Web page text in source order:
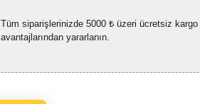
Tüm siparişlerinizde 5000 ₺ üzeri ücretsiz kargo
avantajlarından yararlanın.